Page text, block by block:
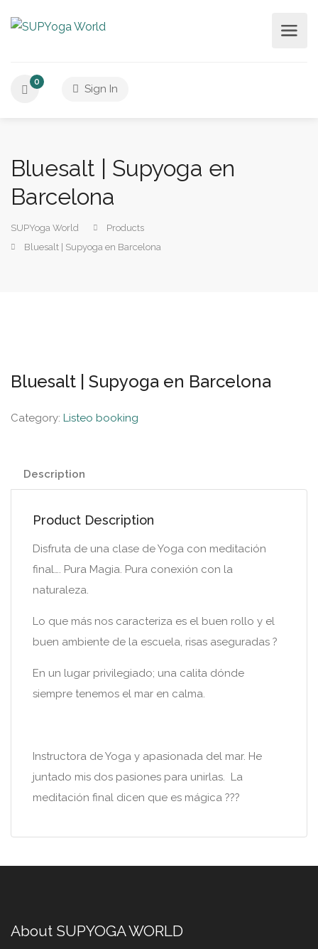
0
Sign In
Bluesalt | Supyoga en
Barcelona
SUPYoga World
Products
Bluesalt | Supyoga en Barcelona
Bluesalt | Supyoga en Barcelona
Category: Listeo booking
Description
Product Description
Disfruta de una clase de Yoga con meditación
final…. Pura Magia. Pura conexión con la
naturaleza.
Lo que más nos caracteriza es el buen rollo y el
buen ambiente de la escuela, risas aseguradas ?
En un lugar privilegiado; una calita dónde
siempre tenemos el mar en calma.
Instructora de Yoga y apasionada del mar. He
juntado mis dos pasiones para unirlas. La
meditación final dicen que es mágica ???
About SUPYOGA WORLD